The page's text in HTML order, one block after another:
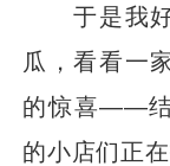
于是我好
瓜，看看一
的惊喜——结
的小店们正